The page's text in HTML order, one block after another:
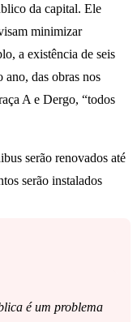
da capital. Ele
minimizar
a existência de seis
ano, das obras nos
A e Dergo, “todos
serão renovados até
serão instalados
é um problema